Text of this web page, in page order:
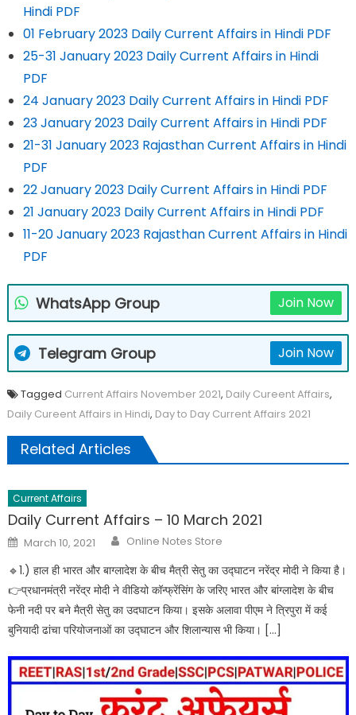
Hindi PDF
01 February 2023 Daily Current Affairs in Hindi PDF
25-31 January 2023 Daily Current Affairs in Hindi
PDF
24 January 2023 Daily Current Affairs in Hindi PDF
23 January 2023 Daily Current Affairs in Hindi PDF
21-31 January 2023 Rajasthan Current Affairs in Hindi
PDF
22 January 2023 Daily Current Affairs in Hindi PDF
21 January 2023 Daily Current Affairs in Hindi PDF
11-20 January 2023 Rajasthan Current Affairs in Hindi
PDF
WhatsApp Group Join Now
Telegram Group Join Now
Tagged Current Affairs November 2021, Daily Cureent Affairs,
Daily Cureent Affairs in Hindi, Day to Day Current Affairs 2021
Related Articles
Current Affairs
Daily Current Affairs – 10 March 2021
March 10, 2021 Online Notes Store
🔹️1.) हाल ही भारत और बाग्लादेश के बीच मैत्री सेतु का उद्घाटन नरेंद्र मोदी ने किया है।
👉प्रधानमंत्री नरेंद्र मोदी ने वीडियो कॉन्फ्रेंसिंग के जरिए भारत और बांग्लादेश के बीच
फेनी नदी पर बने मैत्री सेतु का उदघाटन किया। इसके अलावा पीएम ने त्रिपुरा में कई
बुनियादी ढांचा परियोजनाओं का उद्घाटन और शिलान्यास भी किया। […]